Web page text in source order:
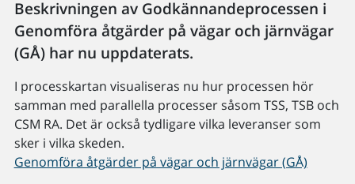
Beskrivningen av Godkännandeprocessen i
Genomföra åtgärder på vägar och järnvägar
(GÅ) har nu uppdaterats.
I processkartan visualiseras nu hur processen hör
samman med parallella processer såsom TSS, TSB och
CSM RA. Det är också tydligare vilka leveranser som
sker i vilka skeden.
Genomföra åtgärder på vägar och järnvägar (GÅ)